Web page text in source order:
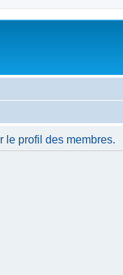
le profil des membres.